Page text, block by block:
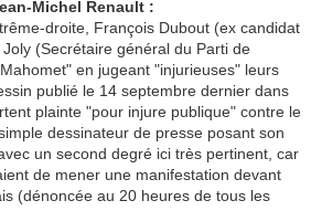
Michel Renault :
droite, François Dubout (ex candidat
(Secrétaire général du Parti de
en jugeant "injurieuses" leurs
publié le 14 septembre dernier dans
plainte "pour injure publique" contre le
dessinateur de presse posant son
un second degré ici très pertinent, car
de mener une manifestation devant
(dénoncée au 20 heures de tous les